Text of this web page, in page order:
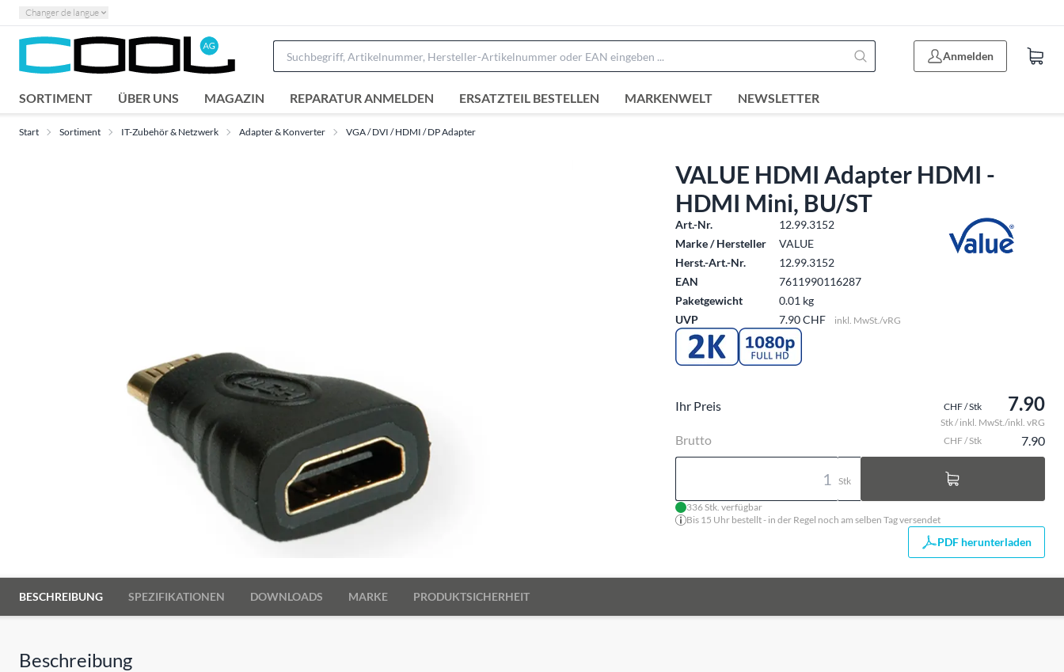
Changer de langue
Anmelden
SORTIMENT ÜBER UNS MAGAZIN REPARATUR ANMELDEN ERSATZTEIL BESTELLEN MARKENWELT NEWSLETTER
Start Sortiment IT-Zubehör & Netzwerk Adapter & Konverter VGA / DVI / HDMI / DP Adapter
VALUE HDMI Adapter HDMI -
HDMI Mini, BU/ST
Art.-Nr.
12.99.3152
Marke / Hersteller
VALUE
Herst.-Art.-Nr.
12.99.3152
EAN
7611990116287
Paketgewicht
0.01 kg
UVP
7.90 CHF inkl. MwSt./vRG
Ihr Preis CHF / Stk 7.90
Stk / inkl. MwSt./inkl. vRG
Brutto CHF / Stk 7.90
Stk
336 Stk. verfügbar
Bis 15 Uhr bestellt - in der Regel noch am selben Tag versendet
PDF herunterladen
BESCHREIBUNG SPEZIFIKATIONEN DOWNLOADS MARKE PRODUKTSICHERHEIT
Beschreibung